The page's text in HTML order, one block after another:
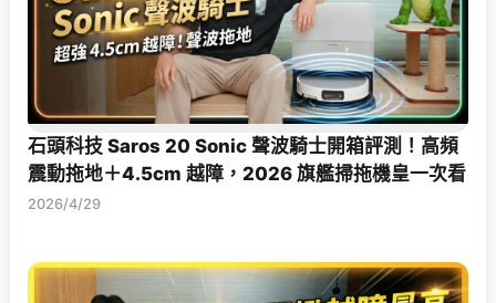
石頭科技 Saros 20 Sonic 聲波騎士開箱評測！高頻
震動拖地＋4.5cm 越障，2026 旗艦掃拖機皇一次看
2026/4/29